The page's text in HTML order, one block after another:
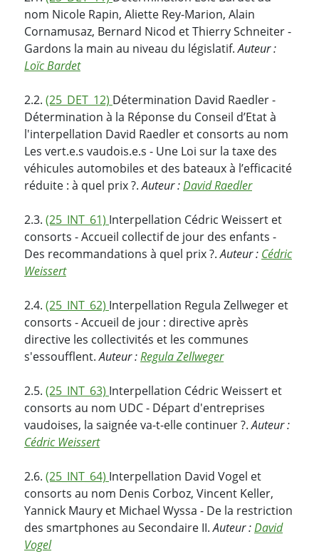
nom Nicole Rapin, Aliette Rey-Marion, Alain
Cornamusaz, Bernard Nicod et Thierry Schneiter -
Gardons la main au niveau du législatif.Auteur :
Loïc Bardet
2.2. (25_DET_12) Détermination David Raedler -
Détermination à la Réponse du Conseil d’Etat à
l'interpellation David Raedler et consorts au nom
Les vert.e.s vaudois.e.s - Une Loi sur la taxe des
véhicules automobiles et des bateaux à l’efficacité
réduite : à quel prix ?.Auteur :David Raedler
2.3. (25_INT_61) Interpellation Cédric Weissert et
consorts - Accueil collectif de jour des enfants -
Des recommandations à quel prix ?.Auteur : Cédric
Weissert
2.4. (25_INT_62) Interpellation Regula Zellweger et
consorts - Accueil de jour : directive après
directive les collectivités et les communes
s'essoufflent.Auteur :Regula Zellweger
2.5. (25_INT_63) Interpellation Cédric Weissert et
consorts au nom UDC - Départ d'entreprises
vaudoises, la saignée va-t-elle continuer ?.Auteur :
Cédric Weissert
2.6. (25_INT_64) Interpellation David Vogel et
consorts au nom Denis Corboz, Vincent Keller,
Yannick Maury et Michael Wyssa - De la restriction
des smartphones au Secondaire II.Auteur :David
Vogel